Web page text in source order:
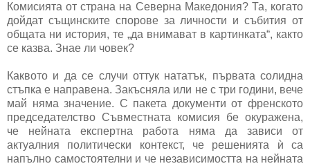
Комисията от страна на Северна Македония? Та, когато
дойдат същинските спорове за личности и събития от
общата ни история, те „да внимават в картинката“, както
се казва. Знае ли човек?
Каквото и да се случи оттук нататък, първата солидна
стъпка е направена. Закъсняла или не с три години, вече
май няма значение. С пакета документи от френското
председателство Съвместната комисия бе окуражена,
че нейната експертна работа няма да зависи от
актуалния политически контекст, че решенията ѝ са
напълно самостоятелни и че независимостта на нейната